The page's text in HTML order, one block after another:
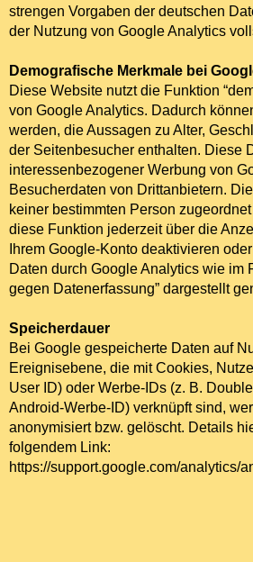
strengen Vorgaben der deutschen
der Nutzung von Google Analytics
Demografische Merkmale bei
Diese Website nutzt die Funktion
von Google Analytics. Dadurch
werden, die Aussagen zu Alter,
der Seitenbesucher enthalten. Diese
interessenbezogener Werbung von
Besucherdaten von Drittanbietern.
keiner bestimmten Person
diese Funktion jederzeit über die
Ihrem Google-Konto deaktivieren
Daten durch Google Analytics wie im
gegen Datenerfassung” dargestellt
Speicherdauer
Bei Google gespeicherte Daten auf
Ereignisebene, die mit Cookies,
User ID) oder Werbe-IDs (z. B.
Android-Werbe-ID) verknüpft sind,
anonymisiert bzw. gelöscht. Details
folgendem Link:
https://support.google.com/analytics/